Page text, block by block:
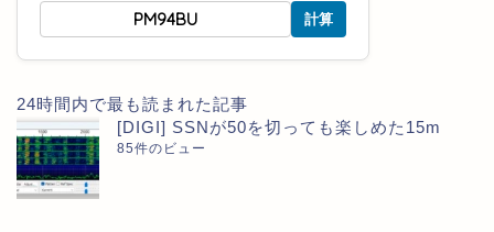
計算
24時間内で最も読まれた記事
[DIGI] SSNが50を切っても楽しめた15m
85件のビュー